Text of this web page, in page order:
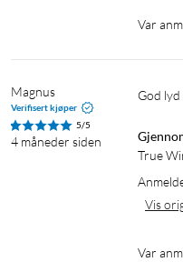
enheter samtidig. Fysiske
kontroll over musikk og
på personlig tilpasning av
og mer.
Vekt, hodetelefoner: 3,5 g/
Mål, hodetelefoner: 20x15
Var
Magnus
Verifisert kjøper
5/5
4 måneder siden
God
True
Vis
Var